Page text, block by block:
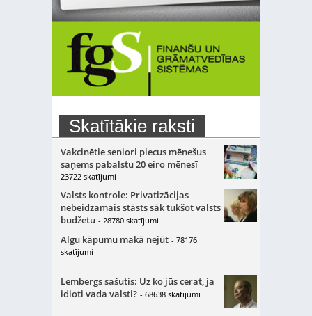
Skatītākie raksti
Vakcinētie seniori piecus mēnešus
saņems pabalstu 20 eiro mēnesī -
23722 skatījumi
Valsts kontrole: Privatizācijas
nebeidzamais stāsts sāk tukšot valsts
budžetu - 28780 skatījumi
Algu kāpumu makā nejūt - 78176
skatījumi
Lembergs sašutis: Uz ko jūs cerat, ja
idioti vada valsti? - 68638 skatījumi